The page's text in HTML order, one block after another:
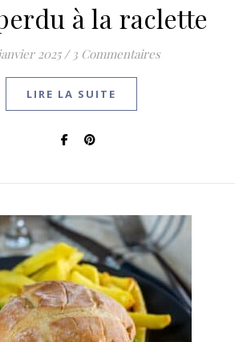
à la raclette
2025 / 3 Commentaires
LIRE LA SUITE